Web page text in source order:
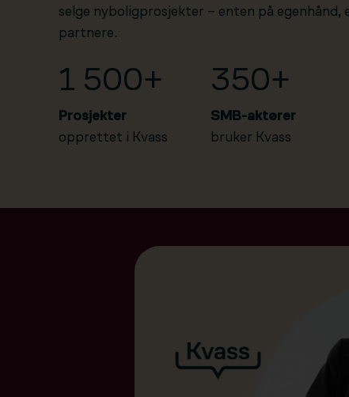
selge nyboligprosjekter – enten på egenhånd,
partnere.
1 500+
Prosjekter
opprettet i Kvass
350+
SMB-aktører
bruker Kvass